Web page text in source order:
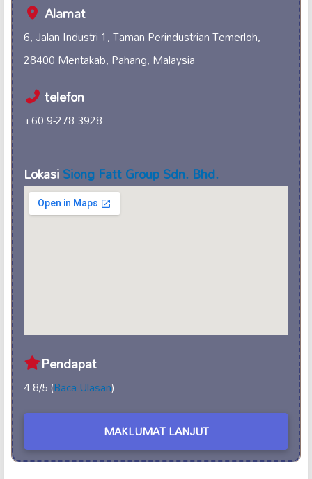
Alamat
6, Jalan Industri 1, Taman Perindustrian Temerloh,
28400 Mentakab, Pahang, Malaysia
telefon
+60 9-278 3928
LokasiSiong Fatt Group Sdn. Bhd.
Pendapat
4.8/5 (Baca Ulasan)
MAKLUMAT LANJUT